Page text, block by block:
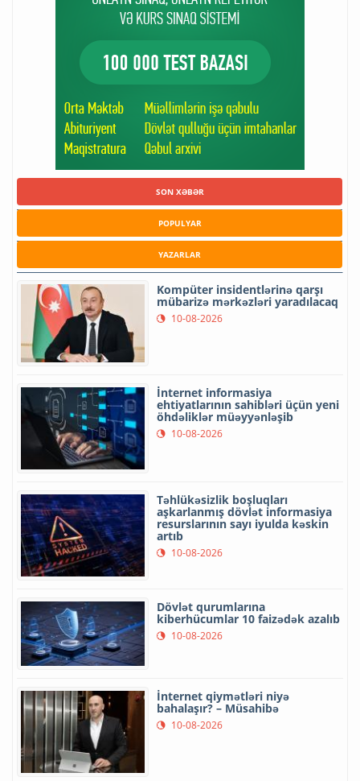
SON XƏBƏR
POPULYAR
YAZARLAR
Kompüter insidentlərinə qarşı
mübarizə mərkəzləri yaradılacaq
10-08-2026
İnternet informasiya
ehtiyatlarının sahibləri üçün yeni
öhdəliklər müəyyənləşib
10-08-2026
Təhlükəsizlik boşluqları
aşkarlanmış dövlət informasiya
resurslarının sayı iyulda kəskin
artıb
10-08-2026
Dövlət qurumlarına
kiberhücumlar 10 faizədək azalıb
10-08-2026
İnternet qiymətləri niyə
bahalaşır? – Müsahibə
10-08-2026